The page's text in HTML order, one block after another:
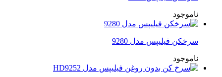
ناموجود
سرخکن فیلیپس مدل 9280
ناموجود